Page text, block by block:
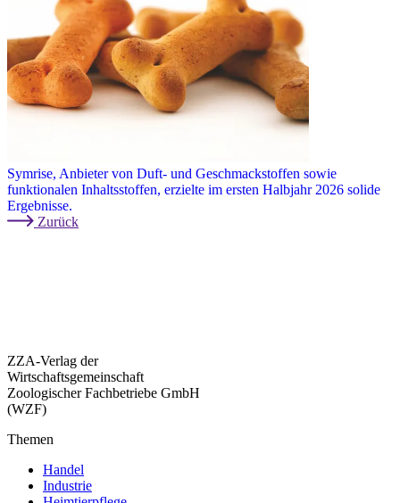
Symrise, Anbieter von Duft- und Geschmackstoffen sowie
funktionalen Inhaltsstoffen, erzielte im ersten Halbjahr 2026 solide
Ergebnisse.
Zurück
ZZA-Verlag der
Wirtschaftsgemeinschaft
Zoologischer Fachbetriebe GmbH
(WZF)
Themen
Handel
Industrie